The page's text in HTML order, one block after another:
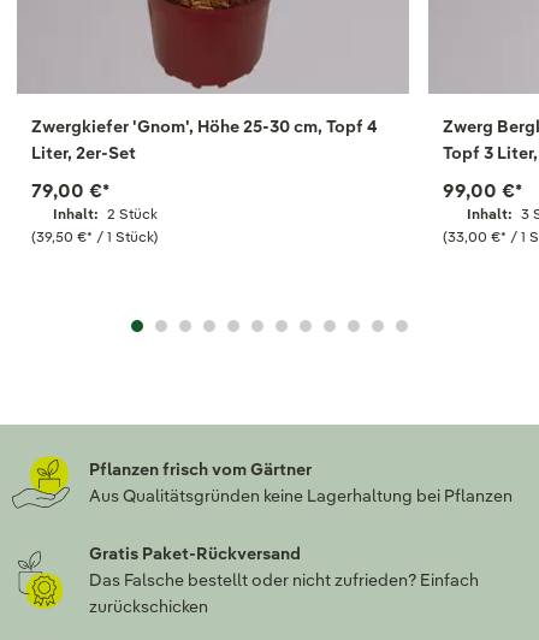
Zwergkiefer 'Gnom', Höhe 25-30 cm, Topf 4
Liter, 2er-Set
Inhalt: 2 Stück
(39,50 €* / 1 Stück)
79,00 €*
Zwerg
Topf 3
Inhalt: 3
(33,00 €* / 1
99,00 €*
Pflanzen frisch vom Gärtner
Aus Qualitätsgründen keine Lagerhaltung bei Pflanzen
Gratis Paket-Rückversand
Das Falsche bestellt oder nicht zufrieden? Einfach
zurückschicken